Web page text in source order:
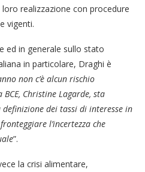
realizzazione con procedure
vigenti.
ed in generale sullo stato
in particolare, Draghi è
non c’è alcun rischio
Christine Lagarde, sta
dei tassi di interesse in
l’incertezza che
”.
la crisi alimentare,